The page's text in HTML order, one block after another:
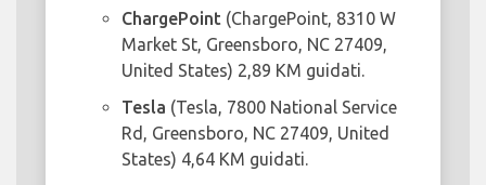
ChargePoint (ChargePoint, 8310 W
Market St, Greensboro, NC 27409,
United States) 2,89 KM guidati.
Tesla (Tesla, 7800 National Service
Rd, Greensboro, NC 27409, United
States) 4,64 KM guidati.